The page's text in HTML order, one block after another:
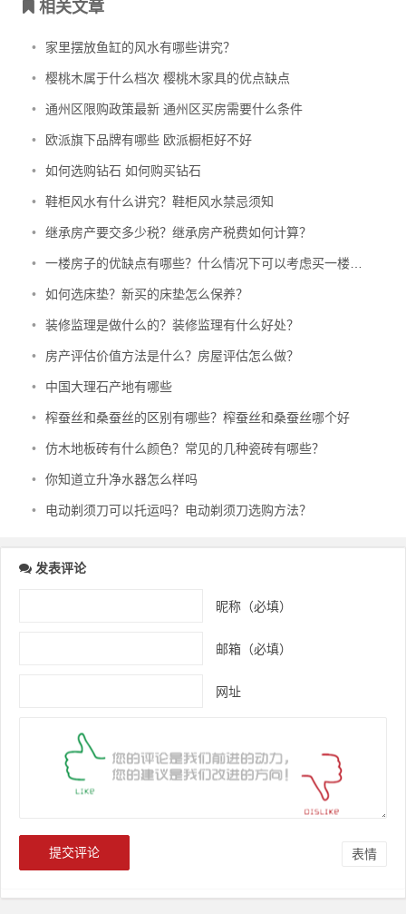
相关文章
• 家里摆放鱼缸的风水有哪些讲究？
• 樱桃木属于什么档次 樱桃木家具的优点缺点
• 通州区限购政策最新 通州区买房需要什么条件
• 欧派旗下品牌有哪些 欧派橱柜好不好
• 如何选购钻石 如何购买钻石
• 鞋柜风水有什么讲究？鞋柜风水禁忌须知
• 继承房产要交多少税？继承房产税费如何计算？
• 一楼房子的优缺点有哪些？什么情况下可以考虑买一楼的房子？
• 如何选床垫？新买的床垫怎么保养？
• 装修监理是做什么的？装修监理有什么好处？
• 房产评估价值方法是什么？房屋评估怎么做？
• 中国大理石产地有哪些
• 榨蚕丝和桑蚕丝的区别有哪些？榨蚕丝和桑蚕丝哪个好
• 仿木地板砖有什么颜色？常见的几种瓷砖有哪些？
• 你知道立升净水器怎么样吗
• 电动剃须刀可以托运吗？电动剃须刀选购方法？
发表评论
昵称（必填）
邮箱（必填）
网址
表情